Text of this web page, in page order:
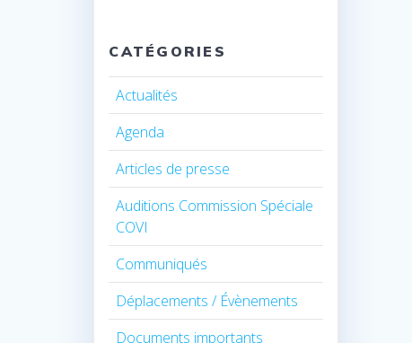
CATÉGORIES
Actualités
Agenda
Articles de presse
Auditions Commission Spéciale
COVI
Communiqués
Déplacements / Évènements
Documents importants